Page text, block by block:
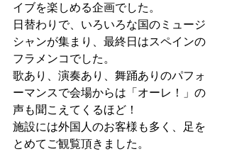
イブを楽しめる企画でした。
日替わりで、いろいろな国のミュージ
シャンが集まり、最終日はスペインの
フラメンコでした。
歌あり、演奏あり、舞踊ありのパフォ
ーマンスで会場からは「オーレ！」の
声も聞こえてくるほど！
施設には外国人のお客様も多く、足を
とめてご観覧頂きました。